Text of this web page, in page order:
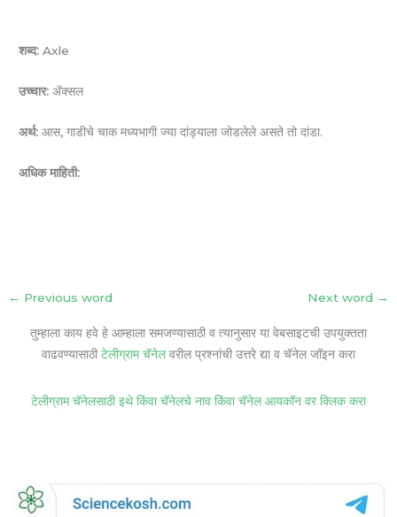
शब्द: Axle
उच्चार: ॲक्सल
अर्थ: आस, गाडीचे चाक मध्यभागी ज्या दांड्याला जोडलेले असते तो दांडा.
अधिक माहिती:
← Previous word Next word →
तुम्हाला काय हवे हे आम्हाला समजण्यासाठी व त्यानुसार या वेबसाइटची उपयुक्तता
वाढवण्यासाठी टेलीग्राम चॅनेलवरील प्रश्नांची उत्तरे द्या व चॅनेल जॉइन करा
टेलीग्राम चॅनेलसाठी इथे किंवा चॅनेलचे नाव किंवा चॅनेल आयकॉन वर क्लिक करा